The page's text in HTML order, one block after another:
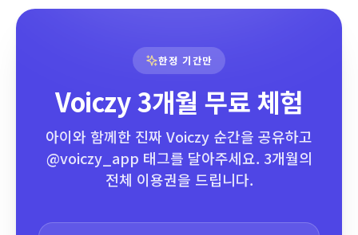
한정 기간만
Voiczy 3개월 무료 체험
아이와 함께한 진짜 Voiczy 순간을 공유하고
@voiczy_app 태그를 달아주세요. 3개월의
전체 이용권을 드립니다.